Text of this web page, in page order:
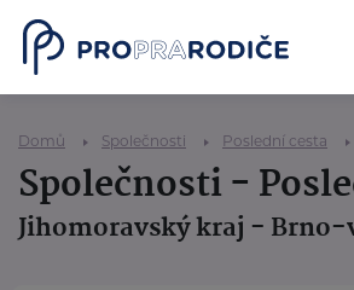
Domů Společnosti Poslední cesta
Společnosti -
Jihomoravský kraj -